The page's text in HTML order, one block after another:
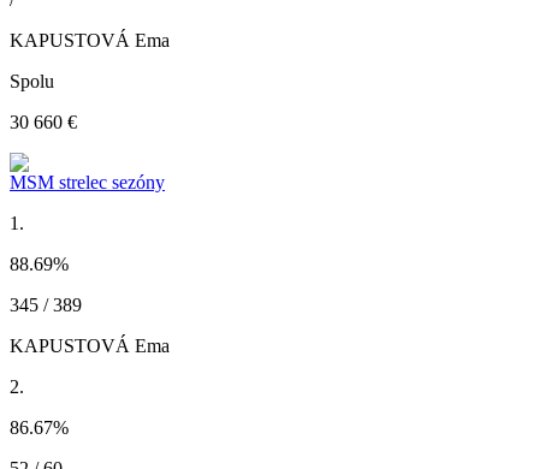
KAPUSTOVÁ Ema
Spolu
30 660 €
MSM strelec sezóny
1.
88.69%
345 / 389
KAPUSTOVÁ Ema
2.
86.67%